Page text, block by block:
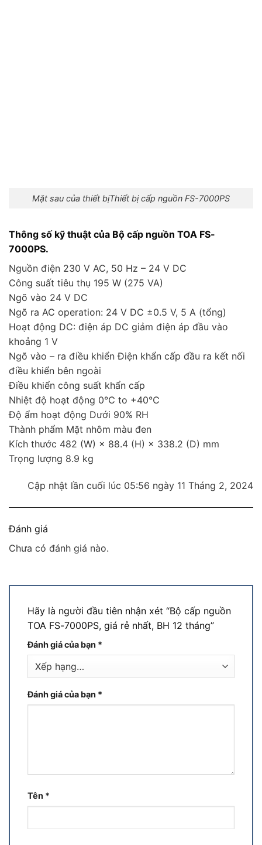
Mặt sau của thiết bịThiết bị cấp nguồn FS-7000PS
Thông số kỹ thuật của Bộ cấp nguồn TOA FS-
7000PS.
Nguồn điện 230 V AC, 50 Hz – 24 V DC
Công suất tiêu thụ 195 W (275 VA)
Ngõ vào 24 V DC
Ngõ ra AC operation: 24 V DC ±0.5 V, 5 A (tổng)
Hoạt động DC: điện áp DC giảm điện áp đầu vào
khoảng 1 V
Ngõ vào – ra điều khiển Điện khẩn cấp đầu ra kết nối
điều khiển bên ngoài
Điều khiển công suất khẩn cấp
Nhiệt độ hoạt động 0℃ to +40℃
Độ ẩm hoạt động Dưới 90% RH
Thành phẩm Mặt nhôm màu đen
Kích thước 482 (W) × 88.4 (H) × 338.2 (D) mm
Trọng lượng 8.9 kg
Cập nhật lần cuối lúc 05:56 ngày 11 Tháng 2, 2024
Đánh giá
Chưa có đánh giá nào.
Hãy là người đầu tiên nhận xét “Bộ cấp nguồn
TOA FS-7000PS, giá rẻ nhất, BH 12 tháng”
Đánh giá của bạn *
Đánh giá của bạn *
Tên *